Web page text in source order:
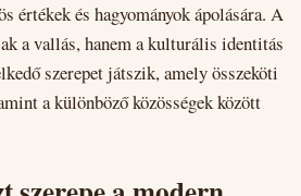
értékek és hagyományok ápolására. A
a vallás, hanem a kulturális identitás
szerepet játszik, amely összeköti
a különböző közösségek között